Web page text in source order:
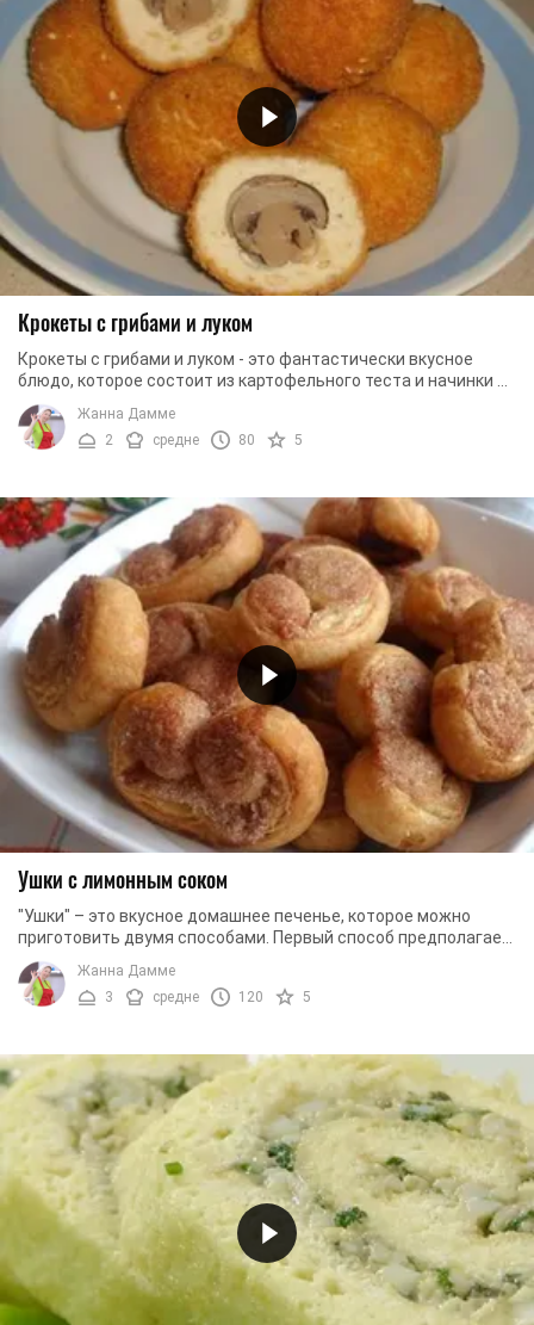
Крокеты с грибами и луком
Крокеты с грибами и луком - это фантастически вкусное
блюдо, которое состоит из картофельного теста и начинки из
жареных шампиньонов и лука. Сначала ...
Жанна Дамме
2
средне 80 5
Ушки с лимонным соком
"Ушки" – это вкусное домашнее печенье, которое можно
приготовить двумя способами. Первый способ предполагает
добавление творога в тесто, второй – ...
Жанна Дамме
3
средне 120 5